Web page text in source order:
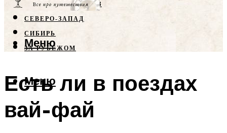
СЕВЕРНЫЙ КАВКАЗ
СЕВЕРО-ЗАПАД
СИБИРЬ
ЗА РУБЕЖОМ
Меню
Меню
Есть ли в поездах
вай-фай